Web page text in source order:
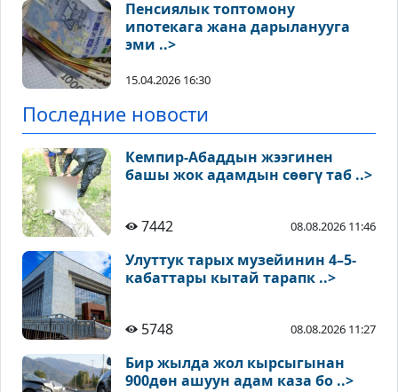
Пенсиялык топтомону
ипотекага жана дарыланууга
эми ..>
15.04.2026 16:30
Последние новости
Кемпир-Абаддын жээгинен
башы жок адамдын сөөгү таб ..>
7442 08.08.2026 11:46
Улуттук тарых музейинин 4–5-
кабаттары кытай тарапк ..>
5748 08.08.2026 11:27
Бир жылда жол кырсыгынан
900дөн ашуун адам каза бо ..>